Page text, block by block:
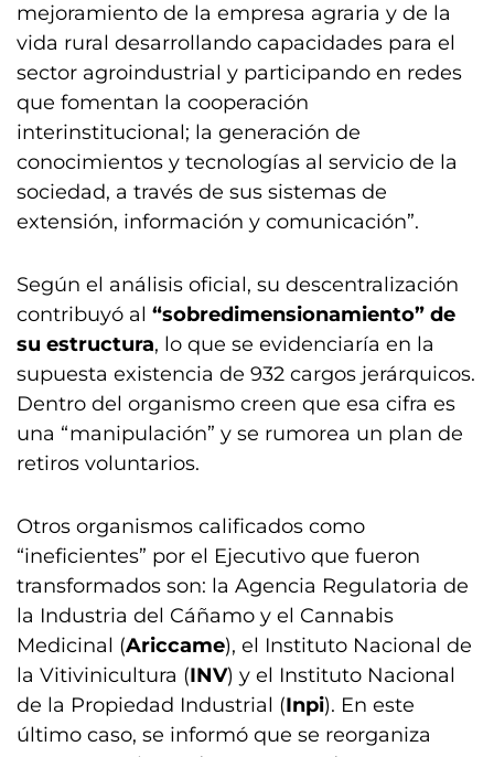
mejoramiento de la empresa agraria y de la
vida rural desarrollando capacidades para el
sector agroindustrial y participando en redes
que fomentan la cooperación
interinstitucional; la generación de
conocimientos y tecnologías al servicio de la
sociedad, a través de sus sistemas de
extensión, información y comunicación”.
Según el análisis oficial, su descentralización
contribuyó al “sobredimensionamiento” de
su estructura, lo que se evidenciaría en la
supuesta existencia de 932 cargos jerárquicos.
Dentro del organismo creen que esa cifra es
una “manipulación” y se rumorea un plan de
retiros voluntarios.
Otros organismos calificados como
“ineficientes” por el Ejecutivo que fueron
transformados son: la Agencia Regulatoria de
la Industria del Cáñamo y el Cannabis
Medicinal (Ariccame), el Instituto Nacional de
la Vitivinicultura (INV) y el Instituto Nacional
de la Propiedad Industrial (Inpi). En este
último caso, se informó que se reorganiza